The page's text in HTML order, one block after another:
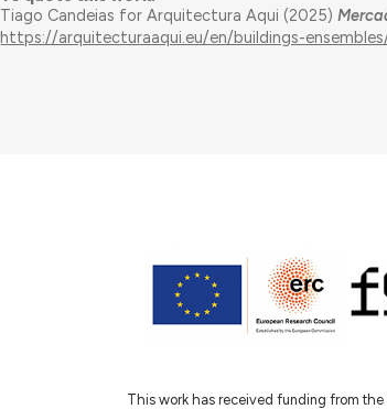
Tiago Candeias for Arquitectura Aqui (2025)
https://arquitecturaaqui.eu/en/buildings-
This work has received funding from the